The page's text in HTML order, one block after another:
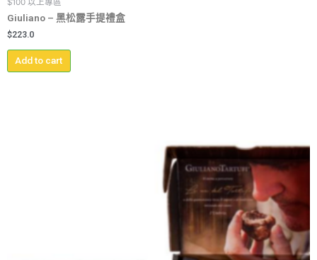
$100 以上專區
Giuliano – 黑松露手提禮盒
$223.0
Add to cart